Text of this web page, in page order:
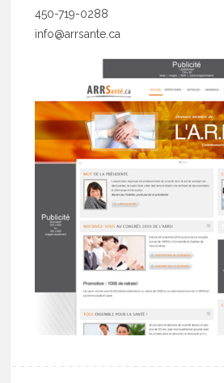
450-719-0288
info@arrsante.ca